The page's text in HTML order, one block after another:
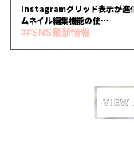
Instagramグリッド表示が進
ムネイル編集機能の使…
##SNS最新情報